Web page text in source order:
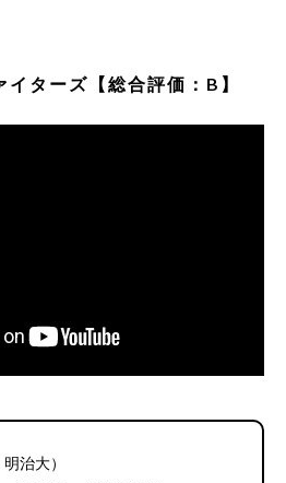
ターズ【総合評価：B】
治大）